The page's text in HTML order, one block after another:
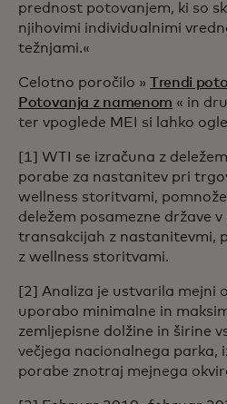
prednost potovanjem, ki so
njihovimi individualnimi
težnjami.«
Celotno poročilo » Trendi
Potovanja z namenom « in
ter vpoglede MEI si lahko
[1] WTI se izračuna z
porabe za nastanitev pri
wellness storitvami,
deležem posamezne države v
transakcijah z nastanitevmi,
z wellness storitvami.
[2] Analiza je ustvarila mejni
uporabo minimalne in
zemljepisne dolžine in širine
večjega nacionalnega parka,
porabe znotraj mejnega